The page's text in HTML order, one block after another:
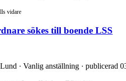
vidare
sökes till boende LSS
Lund · Vanlig anställning · publicerad